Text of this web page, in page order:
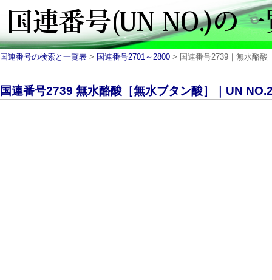
国連番号の検索と一覧表 > 国連番号2701～2800 > 国連番号2739｜無水酪酸
国連番号2739 無水酪酸［無水ブタン酸］｜UN